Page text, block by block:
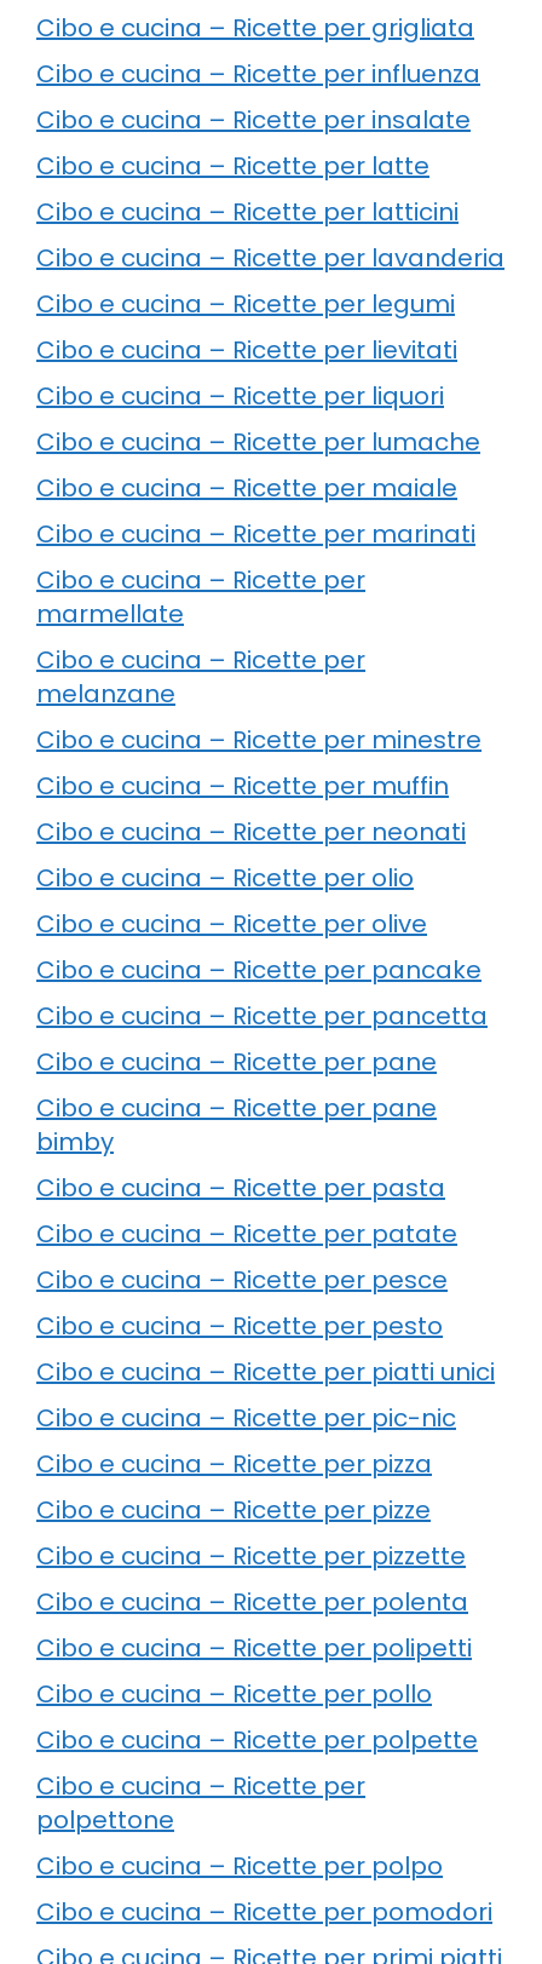
Cibo e cucina – Ricette per grigliata
Cibo e cucina – Ricette per influenza
Cibo e cucina – Ricette per insalate
Cibo e cucina – Ricette per latte
Cibo e cucina – Ricette per latticini
Cibo e cucina – Ricette per lavanderia
Cibo e cucina – Ricette per legumi
Cibo e cucina – Ricette per lievitati
Cibo e cucina – Ricette per liquori
Cibo e cucina – Ricette per lumache
Cibo e cucina – Ricette per maiale
Cibo e cucina – Ricette per marinati
Cibo e cucina – Ricette per
marmellate
Cibo e cucina – Ricette per
melanzane
Cibo e cucina – Ricette per minestre
Cibo e cucina – Ricette per muffin
Cibo e cucina – Ricette per neonati
Cibo e cucina – Ricette per olio
Cibo e cucina – Ricette per olive
Cibo e cucina – Ricette per pancake
Cibo e cucina – Ricette per pancetta
Cibo e cucina – Ricette per pane
Cibo e cucina – Ricette per pane
bimby
Cibo e cucina – Ricette per pasta
Cibo e cucina – Ricette per patate
Cibo e cucina – Ricette per pesce
Cibo e cucina – Ricette per pesto
Cibo e cucina – Ricette per piatti unici
Cibo e cucina – Ricette per pic-nic
Cibo e cucina – Ricette per pizza
Cibo e cucina – Ricette per pizze
Cibo e cucina – Ricette per pizzette
Cibo e cucina – Ricette per polenta
Cibo e cucina – Ricette per polipetti
Cibo e cucina – Ricette per pollo
Cibo e cucina – Ricette per polpette
Cibo e cucina – Ricette per
polpettone
Cibo e cucina – Ricette per polpo
Cibo e cucina – Ricette per pomodori